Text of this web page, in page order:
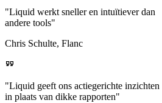
Scenario planning
Onbeperkt
Bedrijfseconomisch Modelleren
Geconsolideerde prognoses
—
—
—
Tabellen naar PDF exporteren
"Liquid werkt sneller en intuïtiever dan
andere tools"
Chris Schulte, Flanc
"Liquid geeft ons actiegerichte inzichten
in plaats van dikke rapporten"